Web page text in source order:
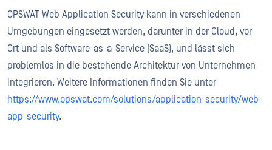
OPSWAT Web Application Security kann in verschiedenen
Umgebungen eingesetzt werden, darunter in der Cloud, vor
Ort und als Software-as-a-Service (SaaS), und lässt sich
problemlos in die bestehende Architektur von Unternehmen
integrieren. Weitere Informationen finden Sie unter
https://www.opswat.com/solutions/application-security/web-
app-security.